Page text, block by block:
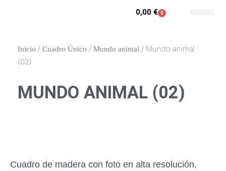
0,00 € 0
Carrito
Inicio / Cuadro Único / Mundo animal / Mundo animal
(02)
MUNDO ANIMAL (02)
Cuadro de madera con foto en alta resolución,